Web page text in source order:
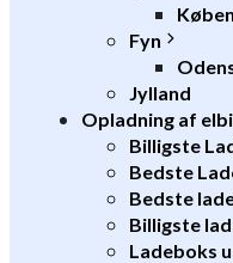
Fyn
Jylland
Opladning af
Billigste
Bedste
Bedste
Billigste
Ladeboks